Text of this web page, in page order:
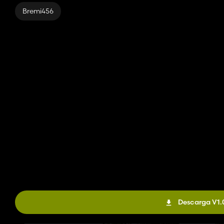
Bremi456
Descarga